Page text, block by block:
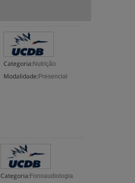
Categoria: Nutrição
Modalidade: Presencial
Categoria: Fonoaudiologia